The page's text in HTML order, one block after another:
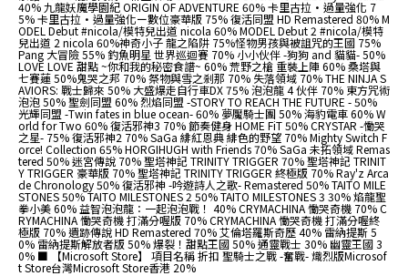
40% 九龍妖魔學園紀 ORIGIN OF ADVENTURE 60% 卡里古拉·過量強化 7
5% 卡里古拉·過量強化ー數位豪華版 75% 復活同盟 HD Remastered 80% M
ODEL Debut #nicola/模特兒出道 nicola 60% MODEL Debut 2 #nicola/模特
兒出道 2 nicola 60% ​神奇小子 龍之陷阱 75% ​怪物男孩與被詛咒的王國 75%
Pang 大冒險 55% 釣魚明星 世界巡迴賽 70% 小小伙伴 -狗狗 and 貓貓- 50%
LOVE LOVE 甜點 ~你和我的秘密食譜~ 60% 荒野之槍 重裝上陣 60% 桑塔與
七賽蓮 50% ​鬼哭之邦 70% 祭物與雪之剎那 70% 失落領域 70% THE NINJA S
AVIORS: 戰士歸來 50% 大盛爆走自行車DX 75% 泡泡龍 4 伙伴 70% 東方咒術
泡泡 50% 聖劍同盟 60% 烈焰同盟 -STORY TO REACH THE FUTURE - 50%
光輝同盟 -Twin fates in blue ocean- 60% 夢魘騎士團 50% 海豹電車 60% W
orld for Two 60% 復活邪神3 70% 節奏健身 HOME FiT 50% CRYSTAR -慟哭
之星- 75% 復活邪神2 70% SaGa 緋紅恩典 緋色的野望 70% Mighty Switch F
orce! Collection 65% HORGIHUGH with Friends 70% SaGa 未拓領域 Remas
tered 50% 迷宮傳說 70% 聖塔神記 TRINITY TRIGGER 70% 聖塔神記 TRINIT
Y TRIGGER 豪華版 70% 聖塔神記 TRINITY TRIGGER 終極版 70% Ray'z Arca
de Chronology 50% 復活邪神 -吟遊詩人之歌- Remastered 50% TAITO MILE
STONES 50% TAITO MILESTONES 2 50% TAITO MILESTONES 3 30% 焰龍聖
拳小美 60% 益智泡泡龍：一起泡泡戰！ 40% CRYMACHINA 慟哭奇機 70% C
RYMACHINA 慟哭奇機 打滿分喔版 70% CRYMACHINA 慟哭奇機 打滿分喔終
極版 70% 遺跡傳說 HD Remastered 70% 艾倫塔羅斯奇歷 40% 雷納提斯 5
0% 雷納提斯解放者版 50% 爆裂！甜點王國 50% 通靈戰士 30% 幽靈王國 3
0% ■ 【Microsoft Store】 項目名稱 折扣 聖騎士之戰 -奮戰- 熾烈版Microsof
t Store台灣Microsoft Store香港 20%